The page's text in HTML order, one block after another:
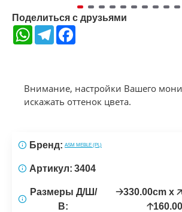
Поделиться с друзьями
WhatsAppTelegram
Внимание, настройки Вашего
искажать оттенок цвета.
Бренд: ASM MEBLE (PL)
Артикул: 3404
Размеры Д/Ш/
В:
🡢330.00cm x